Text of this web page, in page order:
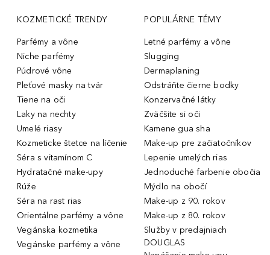
KOZMETICKÉ TRENDY
Parfémy a vône
Niche parfémy
Púdrové vône
Pleťové masky na tvár
Tiene na oči
Laky na nechty
Umelé riasy
Kozmeticke štetce na líčenie
Séra s vitamínom C
Hydratačné make-upy
Rúže
Séra na rast rias
Orientálne parfémy a vône
Vegánska kozmetika
Vegánske parfémy a vône
POPULÁRNE TÉMY
Letné parfémy a vône
Slugging
Dermaplaning
Odstráňte čierne bodky
Konzervačné látky
Zväčšite si oči
Kamene gua sha
Make-up pre začiatočníkov
Lepenie umelých rias
Jednoduché farbenie obočia
Mýdlo na obočí
Make-up z 90. rokov
Make-up z 80. rokov
Služby v predajniach
DOUGLAS